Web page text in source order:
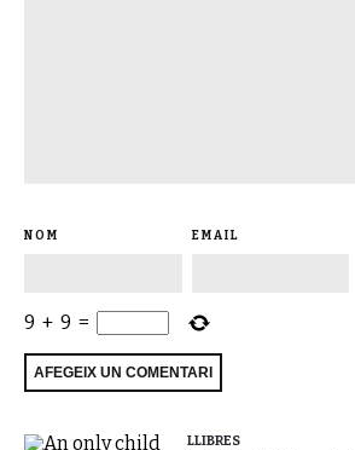
NOM EMAIL
9 + 9 =
LLIBRES